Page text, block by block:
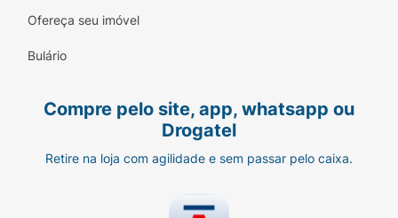
Ofereça seu imóvel
Bulário
Compre pelo site, app, whatsapp ou
Drogatel
Retire na loja com agilidade e sem passar pelo caixa.